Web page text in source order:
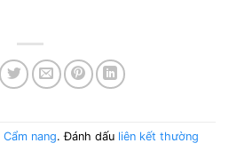
Cẩm nang. Đánh dấu liên kết thường